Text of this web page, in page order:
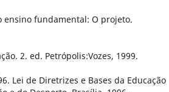
ensino fundamental: O projeto.
2. ed. Petrópolis:Vozes, 1999.
Lei de Diretrizes e Bases da Educação